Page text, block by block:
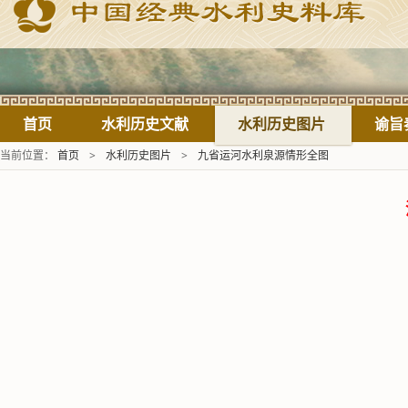
首页 水利历史文献 水利历史图片 谕旨
当前位置： 首页 > 水利历史图片 > 九省运河水利泉源情形全图